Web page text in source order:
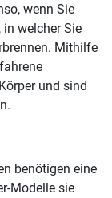
wenn Sie
welcher Sie
Mithilfe
und sind
benötigen eine
Modelle sie